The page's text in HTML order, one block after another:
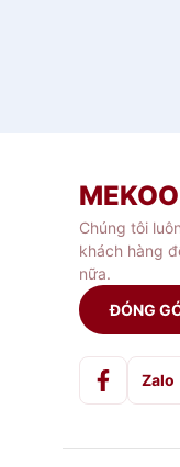
Chúng tôi
khách hàng
nữa.
ĐÓNG
Zalo